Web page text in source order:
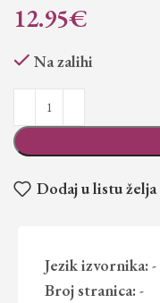
12.95€
Na zalihi
Dodaj u listu želja
Jezik izvornika: -
Broj stranica: -